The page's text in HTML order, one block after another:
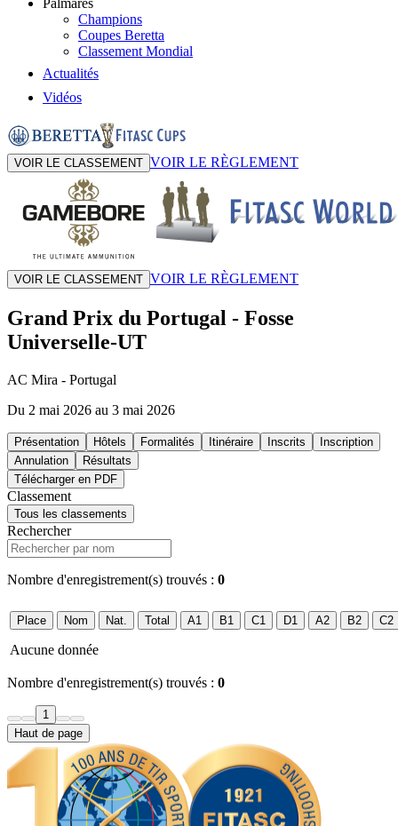
Palmarès
Champions
Coupes Beretta
Classement Mondial
Actualités
Vidéos
VOIR LE CLASSEMENT VOIR LE RÈGLEMENT
VOIR LE CLASSEMENT VOIR LE RÈGLEMENT
Grand Prix du Portugal - Fosse
Universelle-UT
AC Mira - Portugal
Du 2 mai 2026 au 3 mai 2026
Présentation Hôtels Formalités Itinéraire Inscrits
Inscription
Annulation
Résultats
Télécharger en PDF
Classement
Tous les classements
Rechercher
Nombre d'enregistrement(s) trouvés : 0
Place Nom Nat. Total A1 B1 C1 D1 A2 B2 C2
Aucune donnée
Nombre d'enregistrement(s) trouvés : 0
1
Haut de page